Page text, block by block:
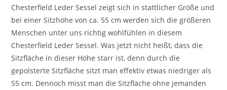
Chesterfield Leder Sessel zeigt sich in stattlicher Größe und
bei einer Sitzhöhe von ca. 55 cm werden sich die größeren
Menschen unter uns richtig wohlfühlen in diesem
Chesterfield Leder Sessel. Was jetzt nicht heißt, dass die
Sitzfläche in dieser Höhe starr ist, denn durch die
gepolsterte Sitzfläche sitzt man effektiv etwas niedriger als
55 cm. Dennoch misst man die Sitzfläche ohne jemanden